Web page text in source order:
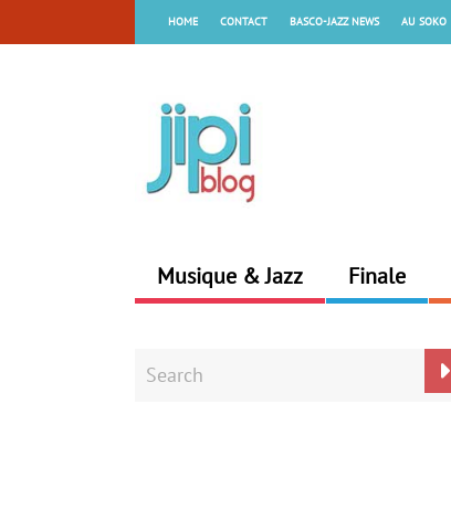
HOME CONTACT BASCO-JAZZ NEWS AU SOKO
Musique & Jazz Finale